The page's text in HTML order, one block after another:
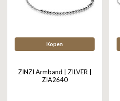
Kopen
ZINZI Armband | ZILVER |
ZIA2640